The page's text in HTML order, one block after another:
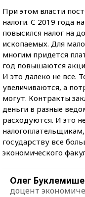
При этом власти
налоги. С 2019 года
повысился налог на
ископаемых. Для
многим придется
год повышаются
И это далеко не все.
увеличиваются, а
могут. Контракты
деньги в разные
расходуются. И это
государству все
экономического
Олег
доцент